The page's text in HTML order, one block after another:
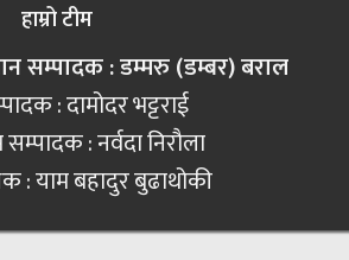
हाम्रो टीम
सम्पादक : डम्मरु (डम्बर) बराल
: दामोदर भट्टराई
: नर्वदा निरौला
: याम बहादुर बुढाथोकी